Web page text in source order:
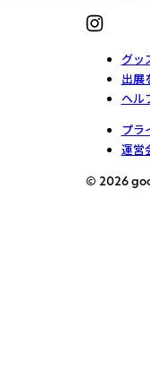
グッ
出展
ヘル
プラ
運営
© 2026